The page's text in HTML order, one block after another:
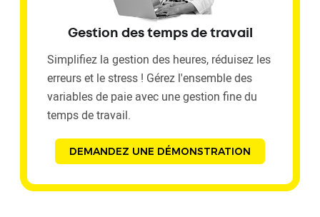
Gestion des temps de travail
Simplifiez la gestion des heures, réduisez les
erreurs et le stress ! Gérez l'ensemble des
variables de paie avec une gestion fine du
temps de travail.
DEMANDEZ UNE DÉMONSTRATION